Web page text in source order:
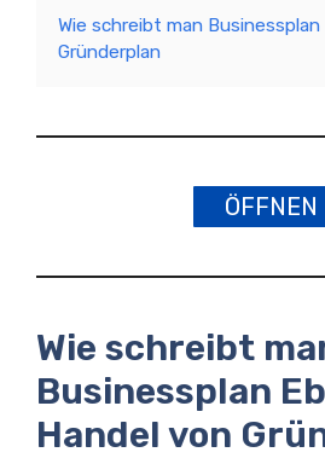
Wie schreibt man
Gründerplan
ÖFFNEN
Wie schreibt
Businessplan
Handel von